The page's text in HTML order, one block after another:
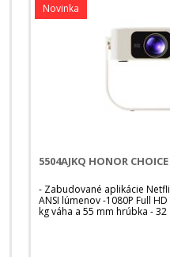
5504AJKQ HONOR
- Zabudované aplikácie
ANSI lúmenov -1080P Full
kg váha a 55 mm hrúbka -
Novinka